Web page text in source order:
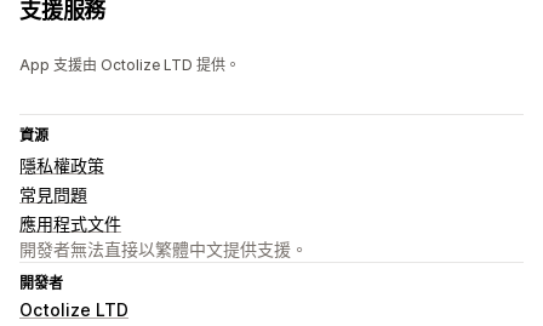
支援服務
App 支援由 Octolize LTD 提供。
資源
隱私權政策
常見問題
應用程式文件
開發者無法直接以繁體中文提供支援。
開發者
Octolize LTD